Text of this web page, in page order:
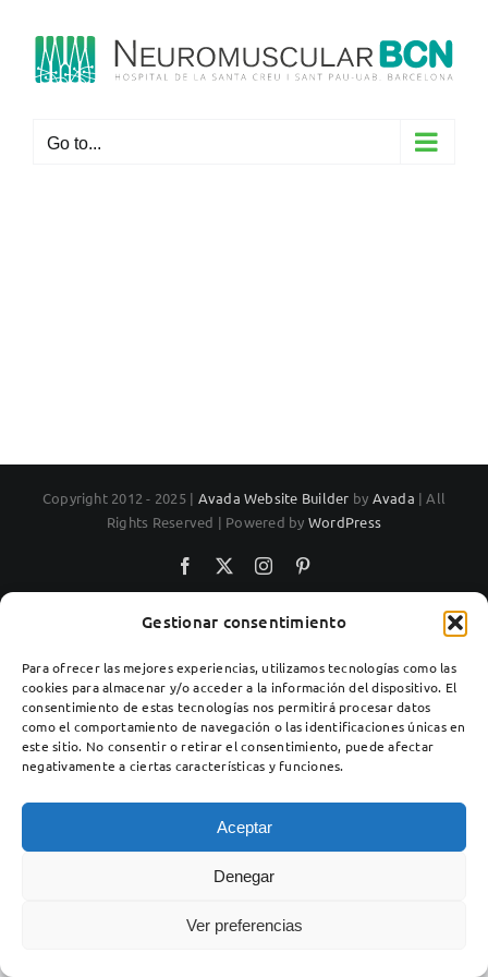
Gestionar consentimiento
Para ofrecer las mejores experiencias, utilizamos tecnologías como las
cookies para almacenar y/o acceder a la información del dispositivo. El
consentimiento de estas tecnologías nos permitirá procesar datos
como el comportamiento de navegación o las identificaciones únicas en
este sitio. No consentir o retirar el consentimiento, puede afectar
negativamente a ciertas características y funciones.
Aceptar
Denegar
Ver preferencias
content
Go to...
Copyright 2012 - 2025 | Avada Website Builder by Avada | All
Rights Reserved | Powered by WordPress
Facebook Instagram